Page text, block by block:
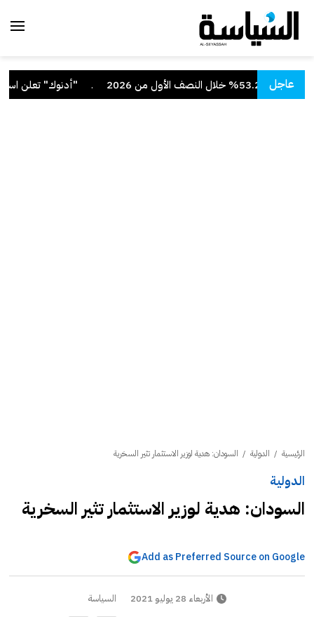
عاجل
الأول من 2026 "أدنوك" تعلن
الرئيسية / الدولية / السودان: هدية لوزير الاستثمار تثير السخرية
الدولية
السودان: هدية لوزير الاستثمار تثير السخرية
Add as Preferred Source on Google
الأربعاء 28 يوليو 2021 السياسة